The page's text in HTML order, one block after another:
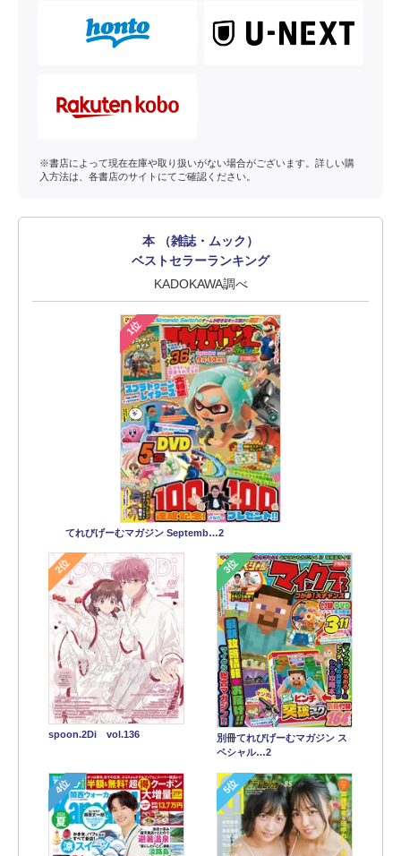
※書店によって現在在庫や取り扱いがない場合がございます。詳しい購
入方法は、各書店のサイトにてご確認ください。
本 （雑誌・ムック）
ベストセラーランキング
KADOKAWA調べ
1位
てれびげーむマガジン Septemb…2
2位
spoon.2Di vol.136
3位
別冊てれびげーむマガジン ス
ペシャル…2
4位 5位